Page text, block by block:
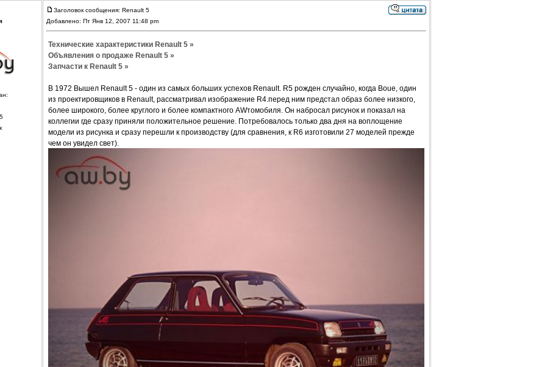
Заголовок сообщения: Renault 5
Добавлено: Пт Янв 12, 2007 11:48 pm
Технические характеристики Renault 5 »
Объявления о продаже Renault 5 »
Запчасти к Renault 5 »
В 1972 Вышел Renault 5 - один из самых больших успехов Renault. R5 рожден случайно, когда Boue, один
из проектировщиков в Renault, рассматривал изображение R4.перед ним предстал образ более низкого,
более широкого, более круглого и более компактного AWтомобиля. Он набросал рисунок и показал на
коллегии где сразу приняли положительное решение. Потребовалось только два дня на воплощение
модели из рисунка и сразу перешли к производству (для сравнения, к R6 изготовили 27 моделей прежде
чем он увидел свет).